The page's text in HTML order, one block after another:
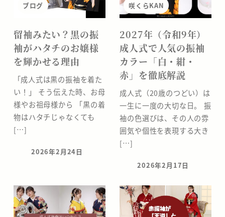
入
は
大
分
の
な
か
ブログ
留袖みたい？黒の振
袖がハタチのお嬢様
を輝かせる理由
​「成人式は黒の振袖を着た
い！」 そう伝えた時、お母
様やお祖母様から 「黒の着
物はハタチじゃなくても
[…]
投稿日
2026年2月24日
咲くらKAN
2027年（令和9年）
成人式で人気の振袖
カラー「白・紺・
赤」を徹底解説
成人式（20歳のつどい）は
一生に一度の大切な日。 振
袖の色選びは、その人の雰
囲気や個性を表現する大き
[…]
投稿日
2026年2月17日